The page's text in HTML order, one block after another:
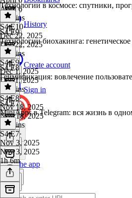
History
Create account
Sign in
Get the app
April 6
52 mins
Технологии в космосе: спутники,
S4 E10·
Dec 22, 2025
Dec 22, 2025
50 mins
S4 E9
Технологии биохакинга:
S4 E9·
Dec 1, 2025
Dec 1, 2025
54 mins
S4 E8
Геймификация: вовлечение
S4 E8·
Nov 18, 2025
Nov 18, 2025
45 mins
S4 E7
MiniApps в Telegram: вся жизнь в
S4 E7·
Nov 3, 2025
Nov 3, 2025
1h 6m